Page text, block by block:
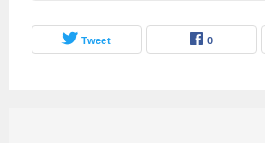
Tweet 0